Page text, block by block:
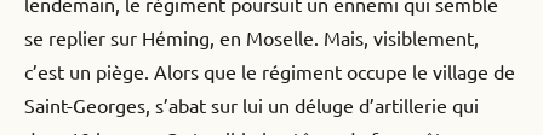
se replier sur Héming, en Moselle. Mais, visiblement,
c’est un piège. Alors que le régiment occupe le village de
Saint-Georges, s’abat sur lui un déluge d’artillerie qui